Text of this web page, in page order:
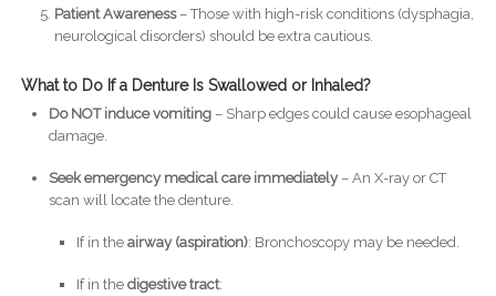
Patient Awareness– Those with high-risk conditions (dysphagia,
neurological disorders) should be extra cautious.
What to Do If a Denture Is Swallowed or Inhaled?
Do NOT induce vomiting– Sharp edges could cause esophageal
damage.
Seek emergency medical care immediately– An X-ray or CT
scan will locate the denture.
If in the airway (aspiration): Bronchoscopy may be needed.
If in the digestive tract: